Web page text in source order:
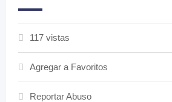
117 vistas
Agregar a Favoritos
Reportar Abuso